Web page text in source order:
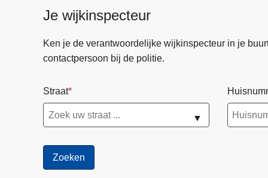
Je wijkinspecteur
Ken je de verantwoordelijke wijkinspecteur in je
contactpersoon bij de politie.
Straat
▼